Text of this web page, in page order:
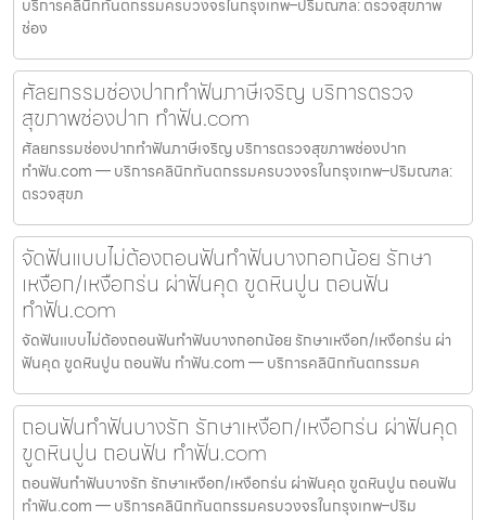
บริการคลินิกทันตกรรมครบวงจรในกรุงเทพ–ปริมณฑล: ตรวจสุขภาพ
ช่อง
ศัลยกรรมช่องปากทำฟันภาษีเจริญ บริการตรวจ
สุขภาพช่องปาก ทำฟัน.com
ศัลยกรรมช่องปากทำฟันภาษีเจริญ บริการตรวจสุขภาพช่องปาก
ทำฟัน.com — บริการคลินิกทันตกรรมครบวงจรในกรุงเทพ–ปริมณฑล:
ตรวจสุขภ
จัดฟันแบบไม่ต้องถอนฟันทำฟันบางกอกน้อย รักษา
เหงือก/เหงือกร่น ผ่าฟันคุด ขูดหินปูน ถอนฟัน
ทำฟัน.com
จัดฟันแบบไม่ต้องถอนฟันทำฟันบางกอกน้อย รักษาเหงือก/เหงือกร่น ผ่า
ฟันคุด ขูดหินปูน ถอนฟัน ทำฟัน.com — บริการคลินิกทันตกรรมค
ถอนฟันทำฟันบางรัก รักษาเหงือก/เหงือกร่น ผ่าฟันคุด
ขูดหินปูน ถอนฟัน ทำฟัน.com
ถอนฟันทำฟันบางรัก รักษาเหงือก/เหงือกร่น ผ่าฟันคุด ขูดหินปูน ถอนฟัน
ทำฟัน.com — บริการคลินิกทันตกรรมครบวงจรในกรุงเทพ–ปริม